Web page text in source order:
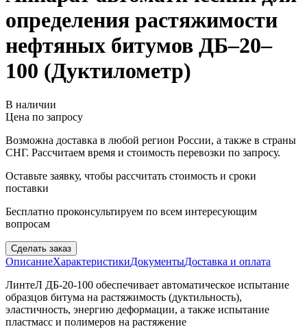
определения растяжимости
нефтяных битумов ДБ–20–
100 (Дуктилометр)
В наличии
Цена по запросу
Возможна доставка в любой регион России, а также в страны
СНГ. Рассчитаем время и стоимость перевозки по запросу.
Оставьте заявку, чтобы рассчитать стоимость и сроки
поставки
Бесплатно проконсультируем по всем интересующим
вопросам
Сделать заказ
ОписаниеХарактеристикиДокументыДоставка и оплата
ЛинтеЛ ДБ-20-100 обеспечивает автоматическое испытание
образцов битума на растяжимость (дуктильность),
эластичность, энергию деформации, а также испытание
пластмасс и полимеров на растяжение